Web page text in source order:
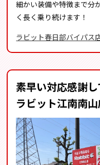
細かい装備や特徴まで分
く長く乗り続けます！
ラビット春日部バイパス
素早い対応感謝
ラビット江南南